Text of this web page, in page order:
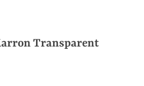
Transparent